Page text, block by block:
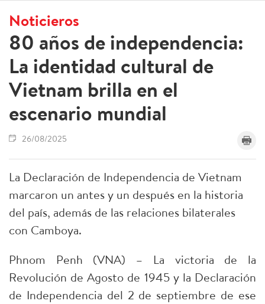
Noticieros
80 años de independencia:
La identidad cultural de
Vietnam brilla en el
escenario mundial
26/08/2025
La Declaración de Independencia de Vietnam
marcaron un antes y un después en la historia
del país, además de las relaciones bilaterales
con Camboya.
Phnom Penh (VNA) – La victoria de la
Revolución de Agosto de 1945 y la Declaración
de Independencia del 2 de septiembre de ese